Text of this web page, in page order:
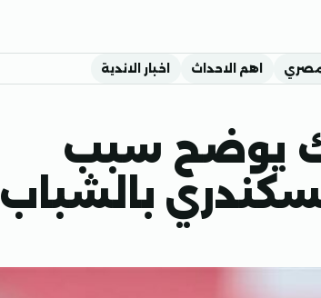
اهم الاحداث اخبار الاندية
يوضح سبب
بالشباب